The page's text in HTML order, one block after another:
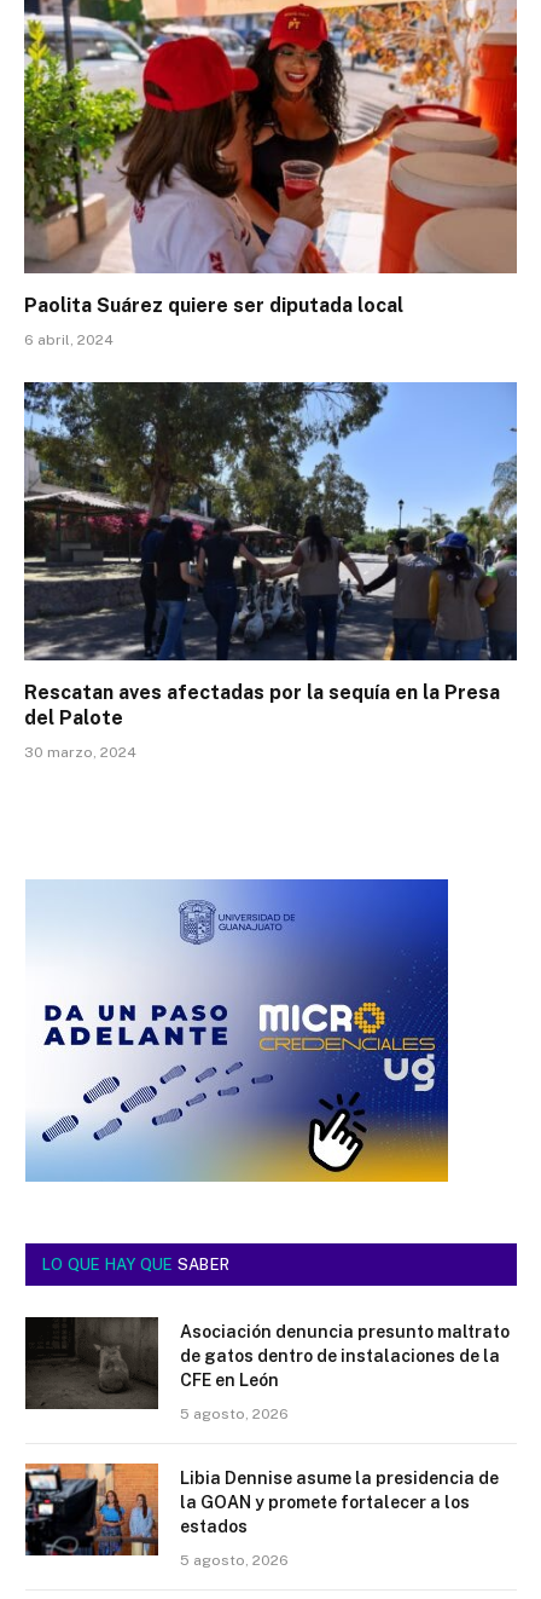
Paolita Suárez quiere ser diputada local
6 abril, 2024
Rescatan aves afectadas por la sequía en la Presa
del Palote
30 marzo, 2024
LO QUE HAY QUE SABER
Asociación denuncia presunto maltrato
de gatos dentro de instalaciones de la
CFE en León
5 agosto, 2026
Libia Dennise asume la presidencia de
la GOAN y promete fortalecer a los
estados
5 agosto, 2026